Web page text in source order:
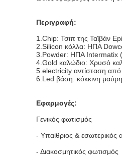
Περιγραφή:
1.Chip: Τσιπ της Ταϊβάν
2.Silicon κόλλα: ΗΠΑ
3.Powder: ΗΠΑ Intermatix
4.Gold καλώδιο: Χρυσό
5.electricity αντίσταση από
6.Led βάση: κόκκινη
Εφαρμογές:
Γενικός φωτισμός
- Υπαίθριος & εσωτερικός
- Διακοσμητικός φωτισμός